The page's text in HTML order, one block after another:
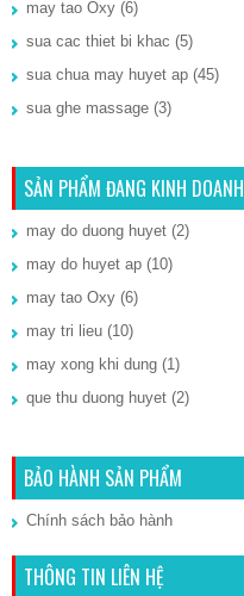
may tao Oxy (6)
sua cac thiet bi khac (5)
sua chua may huyet ap (45)
sua ghe massage (3)
SẢN PHẨM ĐANG KINH DOANH
may do duong huyet (2)
may do huyet ap (10)
may tao Oxy (6)
may tri lieu (10)
may xong khi dung (1)
que thu duong huyet (2)
BẢO HÀNH SẢN PHẨM
Chính sách bảo hành
THÔNG TIN LIÊN HỆ